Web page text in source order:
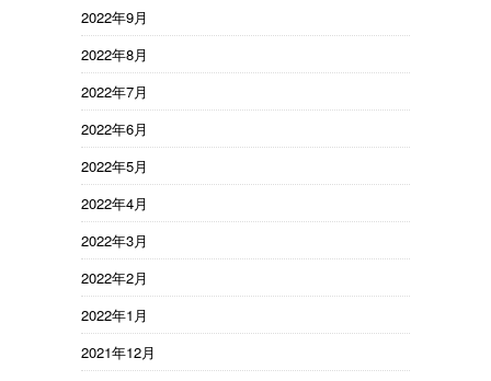
2022年9月
2022年8月
2022年7月
2022年6月
2022年5月
2022年4月
2022年3月
2022年2月
2022年1月
2021年12月